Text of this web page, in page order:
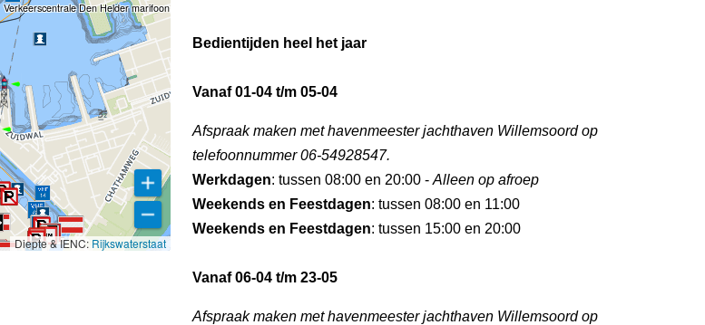
Verkeerscentrale Den Helder marifoon kanaal 62
Diepte & IENC: Rijkswaterstaat
Bedientijden heel het jaar
Vanaf 01-04 t/m 05-04
Afspraak maken met havenmeester jachthaven Willemsoord op
telefoonnummer 06-54928547.
Werkdagen: tussen 08:00 en 20:00 - Alleen op afroep
Weekends en Feestdagen: tussen 08:00 en 11:00
Weekends en Feestdagen: tussen 15:00 en 20:00
Vanaf 06-04 t/m 23-05
Afspraak maken met havenmeester jachthaven Willemsoord op